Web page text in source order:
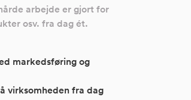
arbejde er gjort for
osv. fra dag ét.
markedsføring og
virksomheden fra dag